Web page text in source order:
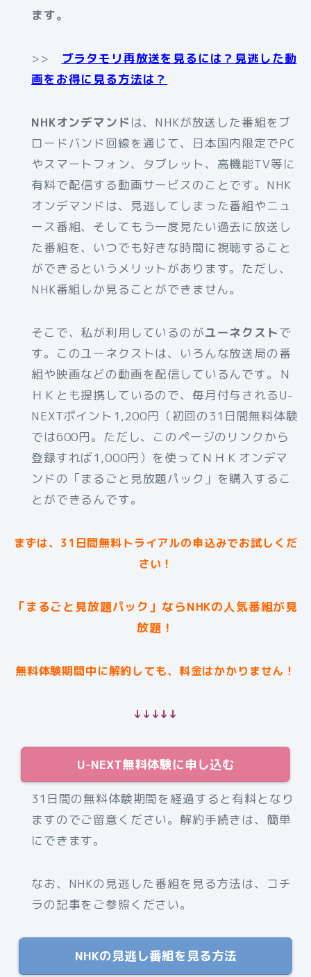
ます。
>> ブラタモリ再放送を見るには？見逃した動
画をお得に見る方法は？
NHKオンデマンド は、NHKが放送した番組をブ
ロードバンド回線を通じて、日本国内限定でPC
やスマートフォン、タブレット、高機能TV等に
有料で配信する動画サービスのことです。NHK
オンデマンドは、見逃してしまった番組やニュ
ース番組、そしてもう一度見たい過去に放送し
た番組を、いつでも好きな時間に視聴すること
ができるというメリットがあります。ただし、
NHK番組しか見ることができません。
そこで、私が利用しているのがユーネクストで
す。このユーネクストは、いろんな放送局の番
組や映画などの動画を配信しているんです。Ｎ
ＨＫとも提携しているので、毎月付与されるU-
NEXTポイント1,200円（初回の31日間無料体験
では600円。ただし、このページのリンクから
登録すれば1,000円）を使ってＮＨＫオンデマ
ンドの「まるごと見放題パック」を購入するこ
とができるんです。
まずは、31日間無料トライアルの申込みでお試しくだ
さい！
「まるごと見放題パック」ならNHKの人気番組が見
放題！
無料体験期間中に解約しても、料金はかかりません！
↓↓↓↓↓
U-NEXT無料体験に申し込む
31日間の無料体験期間を経過すると有料となり
ますのでご留意ください。解約手続きは、簡単
にできます。
なお、NHKの見逃した番組を見る方法は、コチ
ラの記事をご参照ください。
NHKの見逃し番組を見る方法